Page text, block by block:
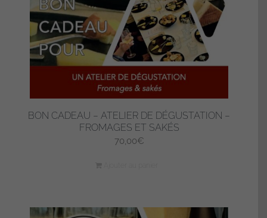
BON CADEAU – ATELIER DE DÉGUSTATION –
FROMAGES ET SAKÉS
70,00€